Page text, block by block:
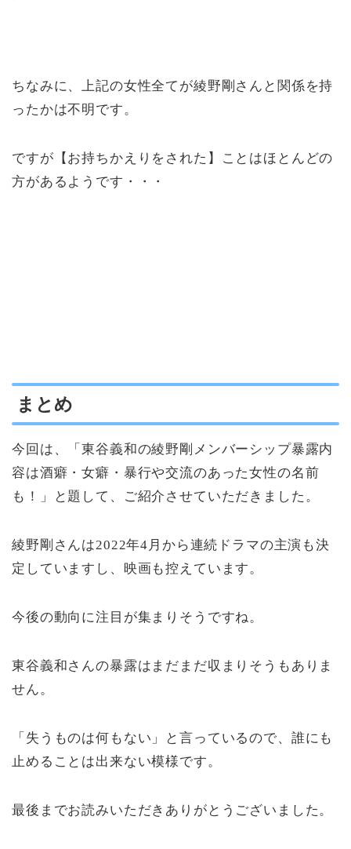
ちなみに、上記の女性全てが綾野剛さんと関係を持
ったかは不明です。
ですが【お持ちかえりをされた】ことはほとんどの
方があるようです・・・
まとめ
今回は、「東谷義和の綾野剛メンバーシップ暴露内
容は酒癖・女癖・暴行や交流のあった女性の名前
も！」と題して、ご紹介させていただきました。
綾野剛さんは2022年4月から連続ドラマの主演も決
定していますし、映画も控えています。
今後の動向に注目が集まりそうですね。
東谷義和さんの暴露はまだまだ収まりそうもありま
せん。
「失うものは何もない」と言っているので、誰にも
止めることは出来ない模様です。
最後までお読みいただきありがとうございました。